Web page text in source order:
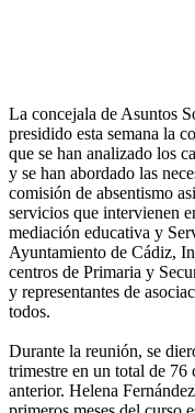
La concejala de Asuntos
presidido esta semana la
que se han analizado los
y se han abordado las
comisión de absentismo
servicios que intervienen
mediación educativa y
Ayuntamiento de Cádiz,
centros de Primaria y
y representantes de
todos.
Durante la reunión, se
trimestre en un total de 76
anterior. Helena